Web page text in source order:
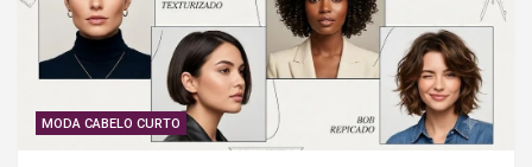
e
MODA CABELO CURTO